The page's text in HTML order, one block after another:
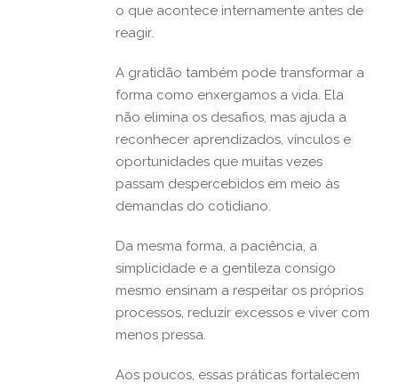
o que acontece internamente antes de
reagir.
A gratidão também pode transformar a
forma como enxergamos a vida. Ela
não elimina os desafios, mas ajuda a
reconhecer aprendizados, vínculos e
oportunidades que muitas vezes
passam despercebidos em meio às
demandas do cotidiano.
Da mesma forma, a paciência, a
simplicidade e a gentileza consigo
mesmo ensinam a respeitar os próprios
processos, reduzir excessos e viver com
menos pressa.
Aos poucos, essas práticas fortalecem